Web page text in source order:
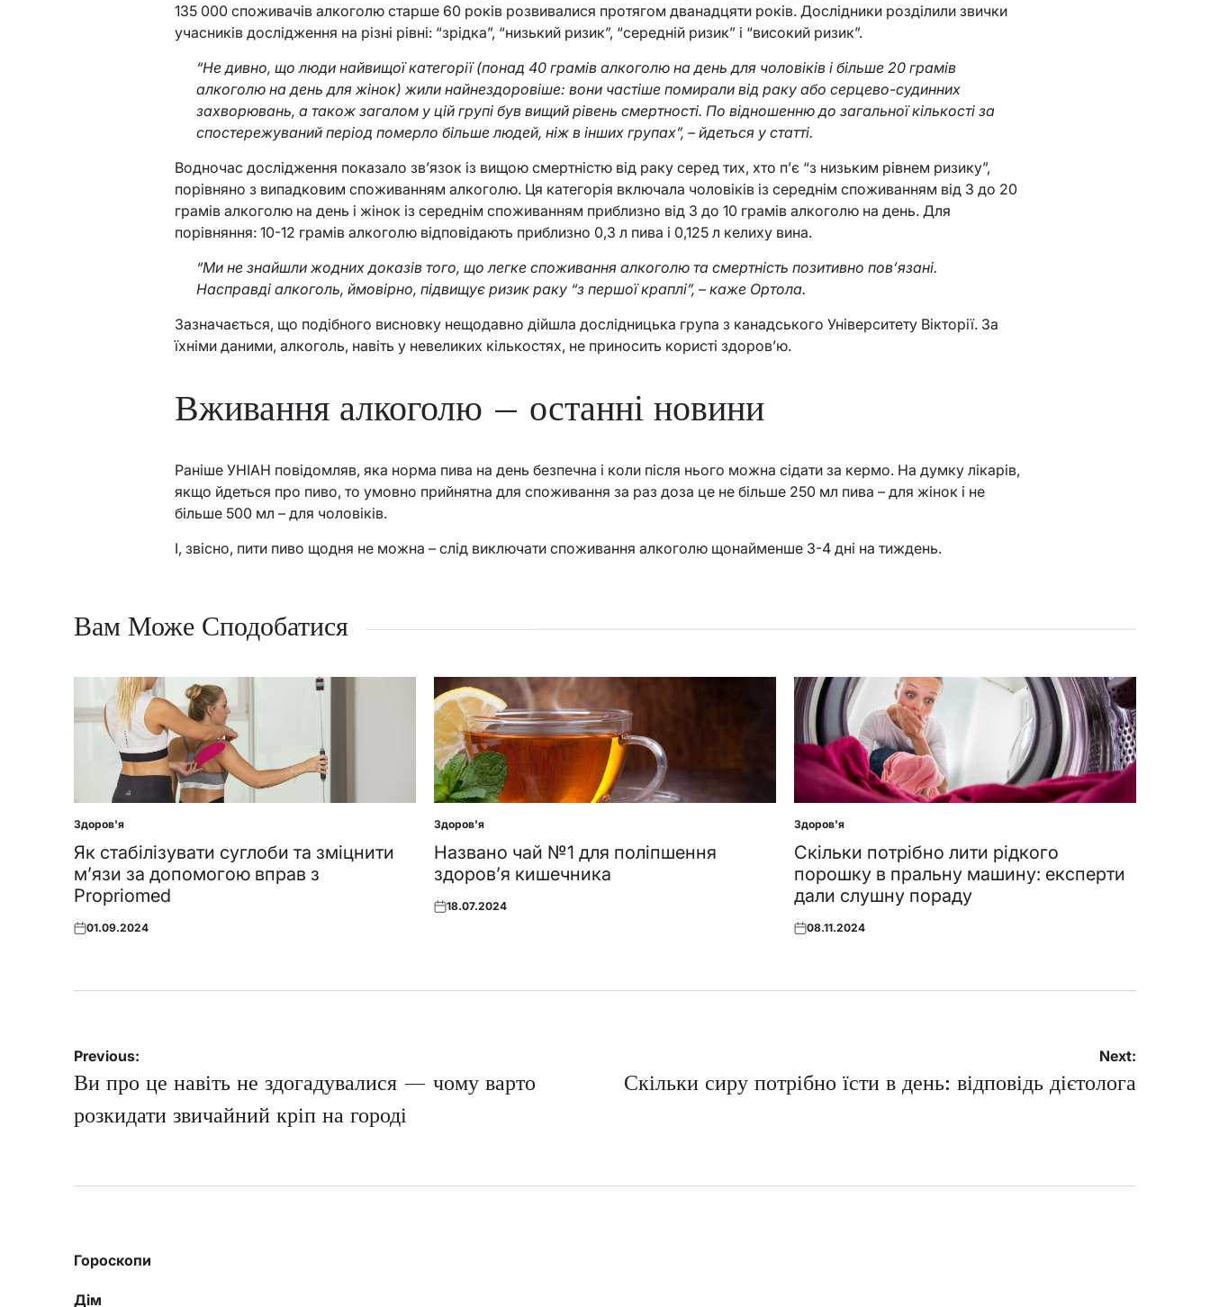
135 000 споживачів алкоголю старше 60 років розвивалися протягом дванадцяти років. Дослідники розділили звички
учасників дослідження на різні рівні: “зрідка”, “низький ризик”, “середній ризик” і “високий ризик”.
“Не дивно, що люди найвищої категорії (понад 40 грамів алкоголю на день для чоловіків і більше 20 грамів
алкоголю на день для жінок) жили найнездоровіше: вони частіше помирали від раку або серцево-судинних
захворювань, а також загалом у цій групі був вищий рівень смертності. По відношенню до загальної кількості за
спостережуваний період померло більше людей, ніж в інших групах”, – йдеться у статті.
Водночас дослідження показало зв’язок із вищою смертністю від раку серед тих, хто п’є “з низьким рівнем ризику”,
порівняно з випадковим споживанням алкоголю. Ця категорія включала чоловіків із середнім споживанням від 3 до 20
грамів алкоголю на день і жінок із середнім споживанням приблизно від 3 до 10 грамів алкоголю на день. Для
порівняння: 10-12 грамів алкоголю відповідають приблизно 0,3 л пива і 0,125 л келиху вина.
“Ми не знайшли жодних доказів того, що легке споживання алкоголю та смертність позитивно пов’язані.
Насправді алкоголь, ймовірно, підвищує ризик раку “з першої краплі”, – каже Ортола.
Зазначається, що подібного висновку нещодавно дійшла дослідницька група з канадського Університету Вікторії. За
їхніми даними, алкоголь, навіть у невеликих кількостях, не приносить користі здоров’ю.
Вживання алкоголю – останні новини
Раніше УНІАН повідомляв, яка норма пива на день безпечна і коли після нього можна сідати за кермо. На думку лікарів,
якщо йдеться про пиво, то умовно прийнятна для споживання за раз доза це не більше 250 мл пива – для жінок і не
більше 500 мл – для чоловіків.
І, звісно, пити пиво щодня не можна – слід виключати споживання алкоголю щонайменше 3-4 дні на тиждень.
Вам Може Сподобатися
Posted
in
Здоров'я
Як стабілізувати суглоби та зміцнити
м’язи за допомогою вправ з
Propriomed
Posted
01.09.2024
Posted
in
Здоров'я
Названо чай №1 для поліпшення
здоров’я кишечника
Posted
18.07.2024
Posted
in
Здоров'я
Скільки потрібно лити рідкого
порошку в пральну машину: експерти
дали слушну пораду
Posted
08.11.2024
Навігація
записів
Previous:
Ви про це навіть не здогадувалися — чому варто
розкидати звичайний кріп на городі
Next:
Скільки сиру потрібно їсти в день: відповідь дієтолога
Гороскопи
Дім